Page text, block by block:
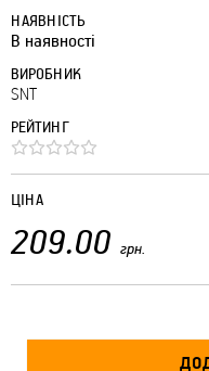
НАЯВНІСТЬ
В наявності
ВИРОБНИК
SNT
РЕЙТИНГ
ЦІНА
209.00 грн.